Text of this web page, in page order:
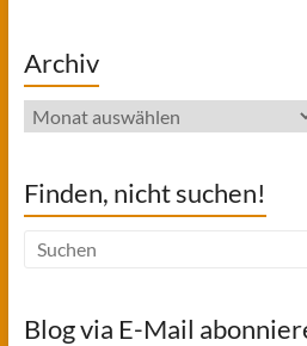
Archiv
Archiv
Finden, nicht suchen!
Blog via E-Mail